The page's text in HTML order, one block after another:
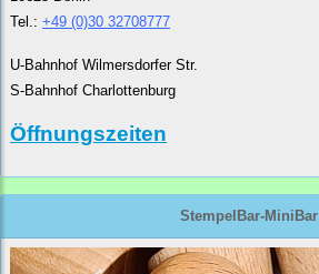
Tel.: +49 (0)30 32708777
U-Bahnhof Wilmersdorfer Str.
S-Bahnhof Charlottenburg
Öffnungszeiten
StempelBar-MiniBar